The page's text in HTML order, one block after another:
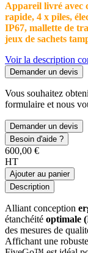
Appareil livré avec
rapide, 4 x piles,
IP67, mallette de
jeux de sachets
Voir la description
Demander un devis
Vous souhaitez
formulaire et nous
Demander un devis
Besoin d'aide ?
600,00 €
HT
Ajouter au panier
Description
Alliant conception
étanchéité optimale
des mesures de
Affichant une